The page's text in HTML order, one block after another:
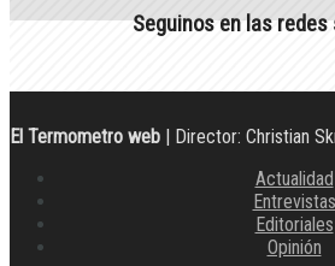
Seguinos en las
El Termometro web | Director: Christian
Actualidad
Entrevistas
Editoriales
Opinión